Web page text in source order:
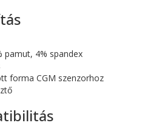
pamut, 4% spandex
forma CGM szenzorhoz